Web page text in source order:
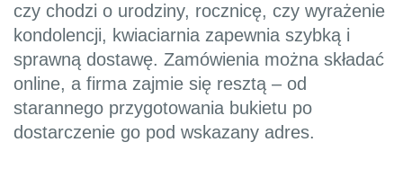
czy chodzi o urodziny, rocznicę, czy wyrażenie
kondolencji, kwiaciarnia zapewnia szybką i
sprawną dostawę. Zamówienia można składać
online, a firma zajmie się resztą – od
starannego przygotowania bukietu po
dostarczenie go pod wskazany adres.